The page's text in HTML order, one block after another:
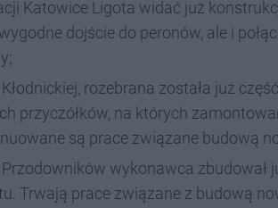
Katowice Ligota widać już
dojście do peronów, ale i
rozebrana została już
przyczółków, na których
są prace związane budową
Przodowników wykonawca zbudował
Trwają prace związane z budową